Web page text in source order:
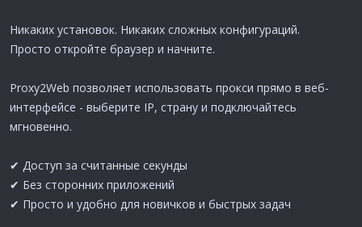
Никаких установок. Никаких сложных конфигураций.
Просто откройте браузер и начните.
Proxy2Web позволяет использовать прокси прямо в веб-
интерфейсе - выберите IP, страну и подключайтесь
мгновенно.
✔ Доступ за считанные секунды
✔ Без сторонних приложений
✔ Просто и удобно для новичков и быстрых задач